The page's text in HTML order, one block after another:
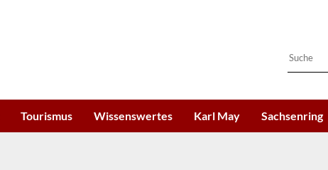
Tourismus Wissenswertes Karl May Sachsenring